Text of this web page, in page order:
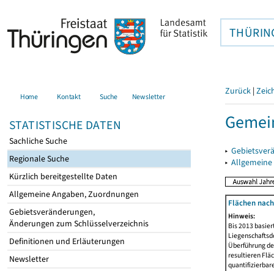
Home Kontakt Suche Newsletter
STATISTISCHE DATEN
Sachliche Suche
Regionale Suche
Kürzlich bereitgestellte Daten
Allgemeine Angaben, Zuordnungen
Gebietsveränderungen,
Änderungen zum Schlüsselverzeichnis
Definitionen und Erläuterungen
Newsletter
Zurück |
▸
▸
Flächen
Hinweis:
Bis 2013
Überführung
resultieren